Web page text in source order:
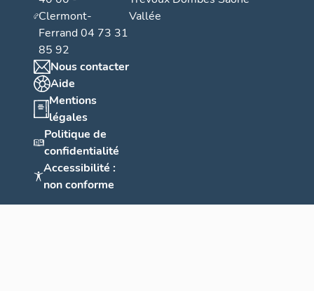
Clermont-
Ferrand 04 73 31
85 92
Nous contacter
Aide
Mentions
légales
Politique de
confidentialité
Accessibilité :
non conforme
Vallée